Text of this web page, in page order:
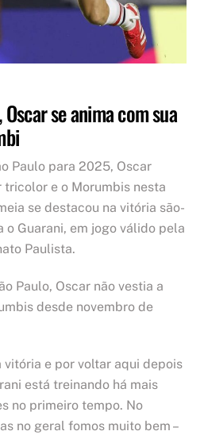
se anima com sua
Paulo para 2025, Oscar
e o Morumbis nesta
se destacou na vitória são-
o Guarani, em jogo válido pela
Paulista.
Paulo, Oscar não vestia a
desde novembro de
vitória e por voltar aqui depois
está treinando há mais
no primeiro tempo. No
no geral fomos muito bem –